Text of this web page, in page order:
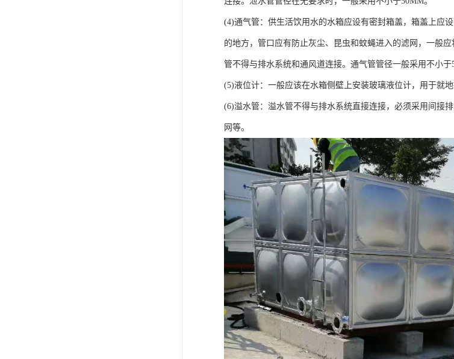
(4)通气管：供生活饮用水的水箱应设有密封箱盖，箱盖上应
的地方，管口应有防止灰尘、昆虫和蚊蝇进入的滤网，一般
管不得与排水系统和通风道连接。通气管管径一般采用不小于
(5)液位计：一般应该在水箱侧壁上安装玻璃液位计，用于就地
(6)溢水管：溢水管不得与排水系统直接连接，必须采用间接
网等。